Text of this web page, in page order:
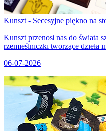
Kunszt - Secesyjne piękno na
Kunszt przenosi nas do świata
rzemieślniczki tworzące dzieła
06-07-2026